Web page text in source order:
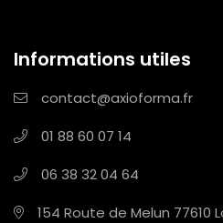
Informations utiles
contact@axioforma.fr
01 88 60 07 14
06 38 32 04 64
154 Route de Melun 77610